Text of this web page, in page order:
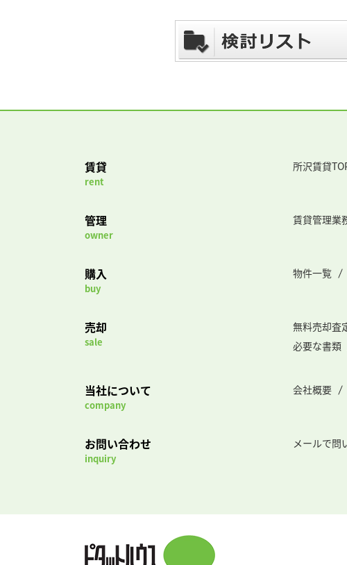
賃貸
rent
所沢賃貸
管理
owner
賃貸管理業
購入
buy
物件一覧
売却
sale
無料売却査
必要な書類
当社について
company
会社概要
お問い合わせ
inquiry
メールで問